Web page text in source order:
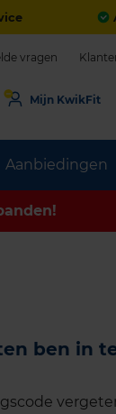
Aanbiedingen
vragen
Mijn KwikFit
ben in